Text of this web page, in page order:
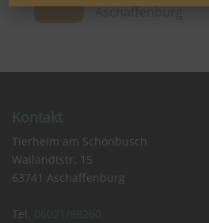
Aschaffenburg
Kontakt
Tierheim am Schönbusch
Wailandtstr. 15
63741 Aschaffenburg
Tel. 06021/89260